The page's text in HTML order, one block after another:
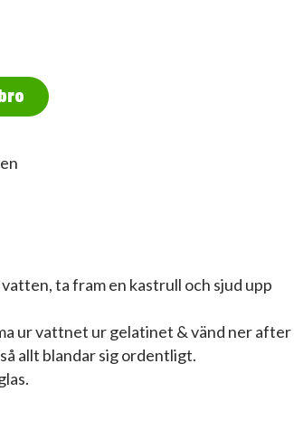
ta fram en kastrull och sjud upp
ur vattnet ur gelatinet & vänd ner after
allt blandar sig ordentligt.